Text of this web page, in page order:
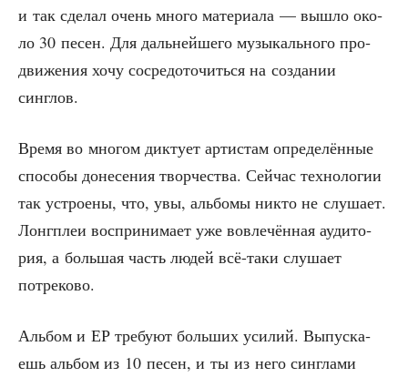
и так сде­лал очень мно­го мате­ри­а­ла — вышло око­
ло 30 песен. Для даль­ней­ше­го музы­каль­но­го про­
дви­же­ния хочу сосре­до­то­чить­ся на созда­нии
синглов.
Вре­мя во мно­гом дик­ту­ет арти­стам опре­де­лён­ные
спо­со­бы доне­се­ния твор­че­ства. Сей­час тех­но­ло­гии
так устро­е­ны, что, увы, аль­бо­мы никто не слу­ша­ет.
Лонг­плеи вос­при­ни­ма­ет уже вовле­чён­ная ауди­то­
рия, а боль­шая часть людей всё-таки слу­ша­ет
потреково.
Аль­бом и ЕР тре­бу­ют боль­ших уси­лий. Выпус­ка­
ешь аль­бом из 10 песен, и ты из него син­гла­ми